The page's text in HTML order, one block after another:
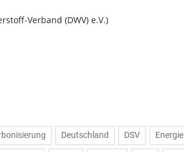
Verband (DWV) e.V.)
Deutschland DSV Energie